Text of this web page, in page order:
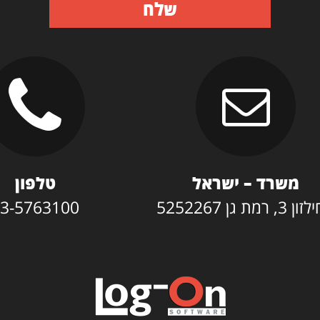
שלח
משרד – ישראל
גן 5252267
טלפון
5763100